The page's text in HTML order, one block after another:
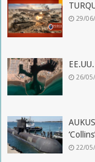
29/
26/
22/